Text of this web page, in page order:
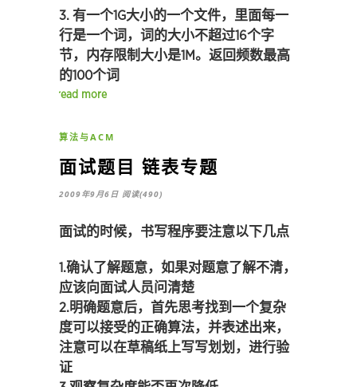
3. 有一个1G大小的一个文件，里面每一
行是一个词，词的大小不超过16个字
节，内存限制大小是1M。返回频数最高
的100个词
read more
算法与ACM
面试题目 链表专题
2009年9月6日 阅读(490)
面试的时候，书写程序要注意以下几点
1.确认了解题意，如果对题意了解不清，
应该向面试人员问清楚
2.明确题意后，首先思考找到一个复杂
度可以接受的正确算法，并表述出来，
注意可以在草稿纸上写写划划，进行验
证